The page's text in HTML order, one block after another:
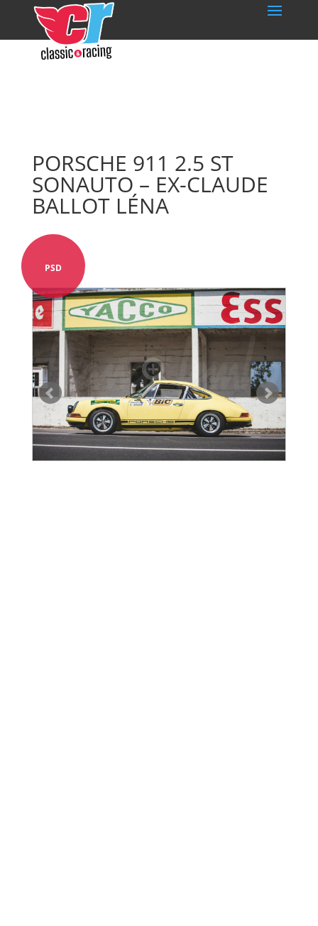
PORSCHE 911 2.5 ST
SONAUTO – EX-CLAUDE
BALLOT LÉNA
PSD